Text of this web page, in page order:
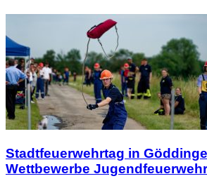
Stadtfeuerwehrtag in
Wettbewerbe